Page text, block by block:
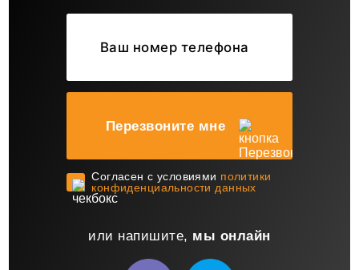
Перезвоните мне
Cогласен с условиями политики
конфиденциальности данных
или напишите, мы онлайн